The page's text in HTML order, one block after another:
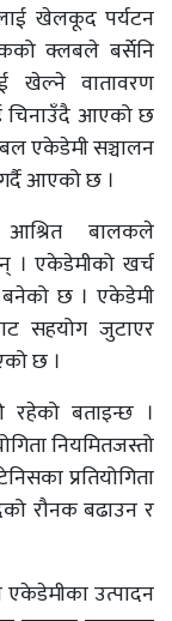
खेलकूद पर्यटन
क्लबले बर्सेनि
खेल्ने वातावरण
चिनाउँदै आएको छ
एकेडेमी सञ्चालन
आएको छ ।
आश्रित बालकले
। एकेडेमीको खर्च
बनेको छ । एकेडेमी
सहयोग जुटाएर
छ ।
बताइन्छ ।
नियमितजस्तो
प्रतियोगिता
रौनक बढाउन र
एकेडेमीका उत्पादन